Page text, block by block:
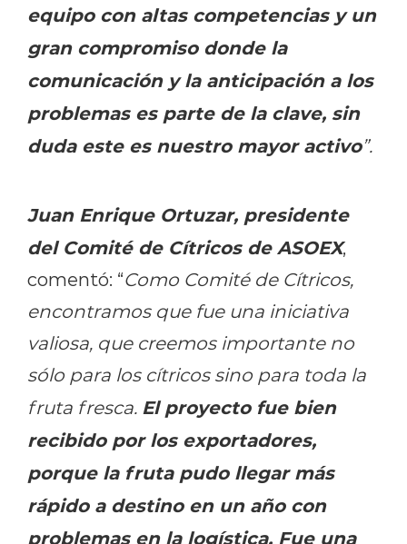
equipo con altas competencias y un
gran compromiso donde la
comunicación y la anticipación a los
problemas es parte de la clave, sin
duda este es nuestro mayor activo”.
Juan Enrique Ortuzar, presidente
del Comité de Cítricos de ASOEX,
comentó: “Como Comité de Cítricos,
encontramos que fue una iniciativa
valiosa, que creemos importante no
sólo para los cítricos sino para toda la
fruta fresca. El proyecto fue bien
recibido por los exportadores,
porque la fruta pudo llegar más
rápido a destino en un año con
problemas en la logística. Fue una